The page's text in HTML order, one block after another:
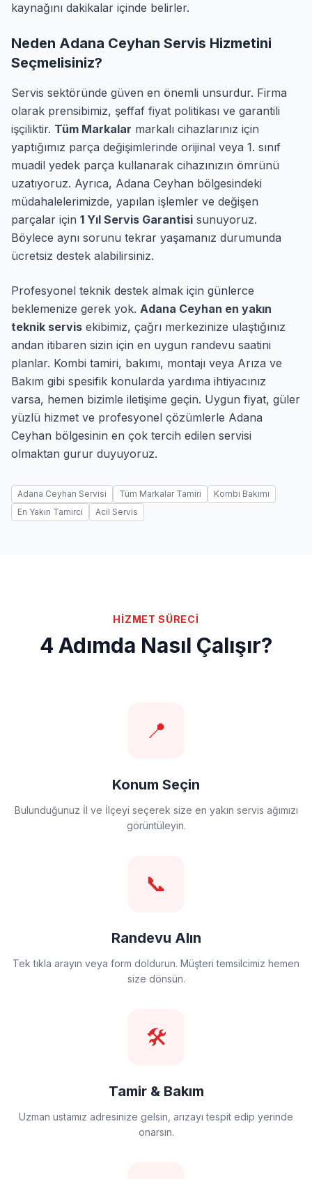
kaynağını dakikalar içinde belirler.
Neden Adana Ceyhan Servis Hizmetini
Seçmelisiniz?
Servis sektöründe güven en önemli unsurdur. Firma
olarak prensibimiz, şeffaf fiyat politikası ve garantili
işçiliktir. Tüm Markalar markalı cihazlarınız için
yaptığımız parça değişimlerinde orijinal veya 1. sınıf
muadil yedek parça kullanarak cihazınızın ömrünü
uzatıyoruz. Ayrıca, Adana Ceyhan bölgesindeki
müdahalelerimizde, yapılan işlemler ve değişen
parçalar için 1 Yıl Servis Garantisi sunuyoruz.
Böylece aynı sorunu tekrar yaşamanız durumunda
ücretsiz destek alabilirsiniz.
Profesyonel teknik destek almak için günlerce
beklemenize gerek yok. Adana Ceyhan en yakın
teknik servis ekibimiz, çağrı merkezinize ulaştığınız
andan itibaren sizin için en uygun randevu saatini
planlar. Kombi tamiri, bakımı, montajı veya Arıza ve
Bakım gibi spesifik konularda yardıma ihtiyacınız
varsa, hemen bizimle iletişime geçin. Uygun fiyat, güler
yüzlü hizmet ve profesyonel çözümlerle Adana
Ceyhan bölgesinin en çok tercih edilen servisi
olmaktan gurur duyuyoruz.
Adana Ceyhan Servisi Tüm Markalar Tamiri
Kombi Bakımı
En Yakın Tamirci
Acil Servis
HİZMET SÜRECİ
4 Adımda Nasıl Çalışır?
📍
Konum Seçin
Bulunduğunuz İl ve İlçeyi seçerek size en yakın servis ağımızı
görüntüleyin.
📞
Randevu Alın
Tek tıkla arayın veya form doldurun. Müşteri temsilcimiz hemen
size dönsün.
🛠️
Tamir & Bakım
Uzman ustamız adresinize gelsin, arızayı tespit edip yerinde
onarsın.